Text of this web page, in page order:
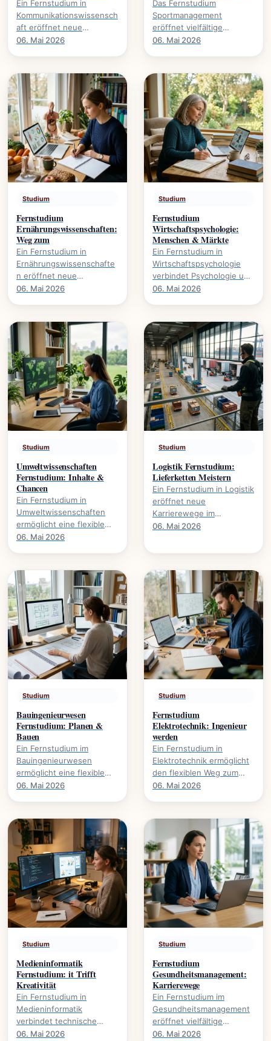
Ein Fernstudium in
Kommunikationswissensch
aft eröffnet neue
Perspektiven auf Medien,
Es.
06. Mai 2026
Das Fernstudium
Sportmanagement
eröffnet vielfältige
Karrierewege im
und welche.
06. Mai 2026
Studium
Fernstudium
Ernährungswissenschaften:
Weg zum
Ein Fernstudium in
Ernährungswissenschafte
n eröffnet neue
Karrierewege., welche
gelingt.
06. Mai 2026
Studium
Fernstudium
Wirtschaftspsychologie:
Menschen & Märkte
Ein Fernstudium in
Wirtschaftspsychologie
verbindet Psychologie und
Wirtschaft. Es eröffnet
06. Mai 2026
Studium
Umweltwissenschaften
Fernstudium: Inhalte &
Chancen
Ein Fernstudium in
Umweltwissenschaften
ermöglicht eine flexible
Weiterbildung im Bereich
06. Mai 2026
Studium
Logistik Fernstudium:
Lieferketten Meistern
Ein Fernstudium in Logistik
eröffnet neue
Karrierewege im
Management von
06. Mai 2026
Studium
Bauingenieurwesen
Fernstudium: Planen &
Bauen
Ein Fernstudium im
Bauingenieurwesen
ermöglicht eine flexible
Karriereentwicklung., wie
06. Mai 2026
Studium
Fernstudium
Elektrotechnik: Ingenieur
werden
Ein Fernstudium in
Elektrotechnik ermöglicht
den flexiblen Weg zum
Ingenieurabschluss. Mehr
06. Mai 2026
Studium
Medieninformatik
Fernstudium: it Trifft
Kreativität
Ein Fernstudium in
Medieninformatik
verbindet technische
Expertise mit kreativer
06. Mai 2026
Studium
Fernstudium
Gesundheitsmanagement:
Karrierewege
Ein Fernstudium im
Gesundheitsmanagement
eröffnet vielfältige
Karrierewege in einem
06. Mai 2026